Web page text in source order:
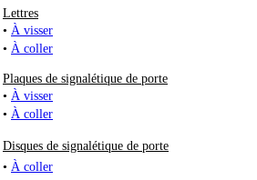
Lettres
• À visser
• À coller
Plaques de signalétique de porte
• À visser
• À coller
Disques de signalétique de porte
• À coller